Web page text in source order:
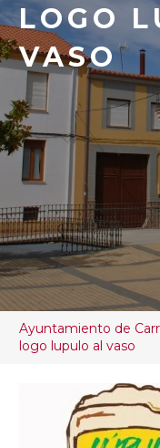
LOGO
VASO
Ayuntamiento de
logo lupulo al vaso